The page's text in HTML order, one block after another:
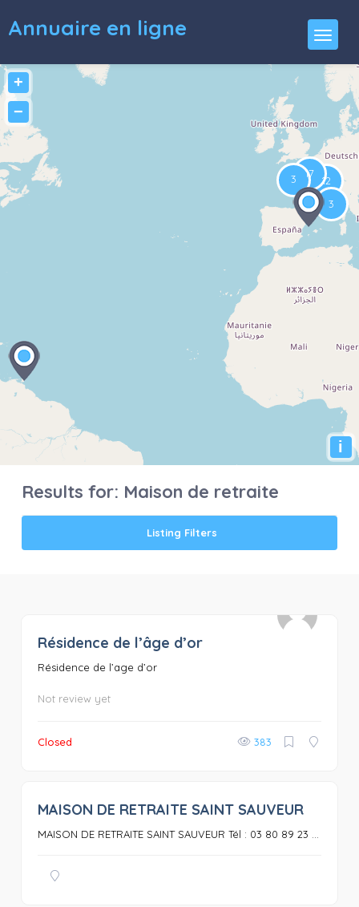
Annuaire en ligne
+
−
i
Results for: Maison de retraite
Listing Filters
Résidence de l’âge d’or
Résidence de l’age d’or
Not review yet
Closed 383
0
MAISON DE RETRAITE SAINT SAUVEUR
MAISON DE RETRAITE SAINT SAUVEUR Tél : 03 80 89 23 ...